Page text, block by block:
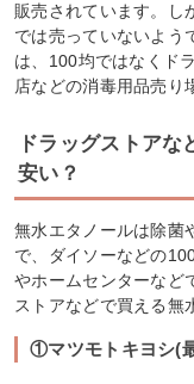
販売されています。し
では売っていないよう
は、100均ではなくド
店などの消毒用品売り
ドラッグストア
安い？
無水エタノールは除菌
で、ダイソーなどの
やホームセンターなど
ストアなどで買える無
①マツモトキヨシ(